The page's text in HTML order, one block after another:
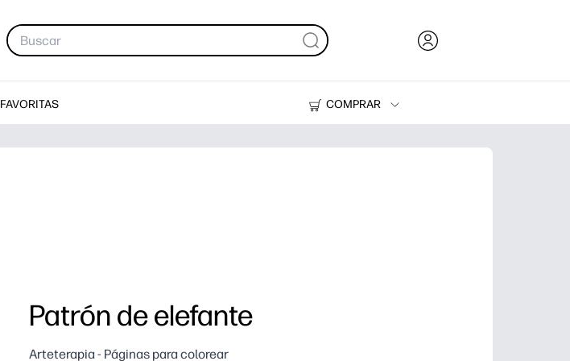
FAVORITAS
COMPRAR
Impresoras
Patrón de elefante
Arteterapia - Páginas para colorear